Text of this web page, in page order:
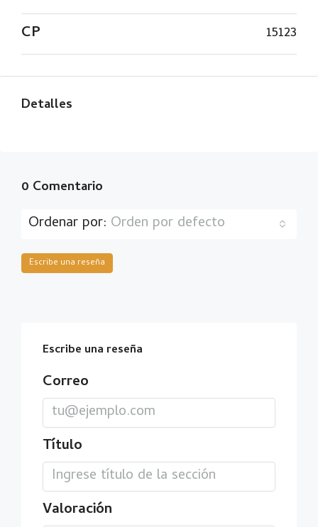
CP
15123
Detalles
0 Comentario
Ordenar por: Orden por defecto
Escribe una reseña
Escribe una reseña
Correo
Título
Valoración